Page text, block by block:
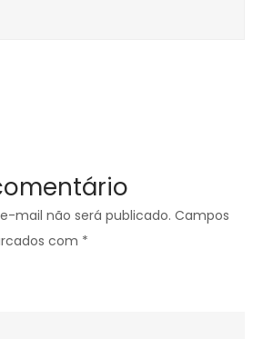
mail não será publicado. Campos
com *